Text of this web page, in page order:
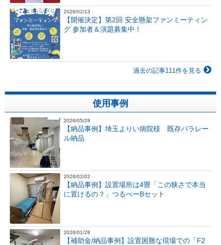
2026/02/13
【開催決定】第2回 安全懸架ファンミーティン
グ 参加者＆演題募集中！
過去の記事111件を見る
使用事例
2026/05/29
【納品事例】埼玉よりい病院様 既存パラレー
ル納品
2026/02/02
【納品事例】設置場所は4畳「この狭さで本当
に置けるの？」つるべーBセット
2026/01/28
【補助金/納品事例】設置困難な現場での「F2